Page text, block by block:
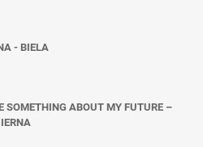
- BIELA
SOMETHING ABOUT MY FUTURE –